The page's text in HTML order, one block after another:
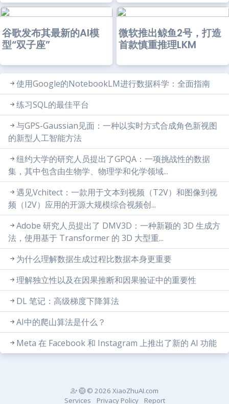
谷歌发布其最新的AI模
型“双子座”
微软推出鲸鱼2号，打造
首款慎重推理LKM
使用Google的NotebookLM进行数据科学：全面指南
练习SQL的最佳平台
与GPS-Gaussian见面：一种以实时方式合成角色新视图
的新型人工智能方法
纽约大学的研究人员提出了GPQA：一项挑战性的数据
集，其中包含由生物学、物理学和化学领域...
遇见Vchitect：一款用于文本到视频（T2V）和图像到视
频（I2V）应用的开源大规模综合视频创...
Adobe 研究人员提出了 DMV3D：一种新颖的 3D 生成方
法，使用基于 Transformer 的 3D 大型重...
为什么理解数据生成过程比数据本身更重要
理解独立性以及在因果推断和因果验证中的重要性
DL 笔记：高级梯度下降算法
AI中的爬山算法是什么？
Meta 在 Facebook 和 Instagram 上推出了新的 AI 功能
© 2026 XiaoZhuAI.com
Services
Privacy Policy Report